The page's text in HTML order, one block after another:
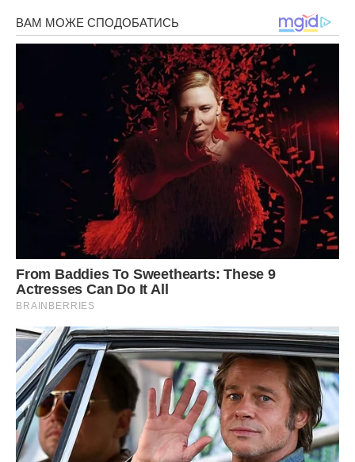
фото? Бо той, хто стояв увечері поруч із сусідкою, не мав
із ним нічого спільного.
Я згадала, як ми купували цей будинок. Це була стара
хата, яку ми майже повністю перебудували. Ігор тоді
казав, що це наше родинне гніздо назавжди. Я пам’ятаю,
як власноруч фарбувала стіни в дитячій кімнаті, як ми
разом вибирали плитку для кухні. Кожен куточок тут мав
А тепер Галина хотіла стати господаркою в моєму світі.
Вона вже, мабуть, розпланувала, де викине мої речі, які
штори повісить і як буде приймати гостей у моїй вітальні.
Від цієї думки ставало нудно й огидно водночас.
На ранок Ігор намагався поводитися так, ніби нічого не
сталося. Він снідав, гортав новини в телефоні, навіть
дивувалася, як я могла стільки років не помічати цієї
порожнечі в його очах.
— Тобі треба піти, Ігоре, — сказала я спокійно, ставлячи
перед ним тарілку.
Він завмер. Повільно підняв голову і подивився на мене.